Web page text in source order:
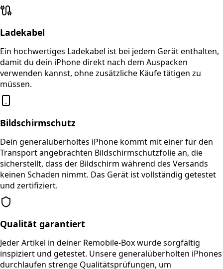
Ladekabel
Ein hochwertiges Ladekabel ist bei jedem Gerät enthalten,
damit du dein iPhone direkt nach dem Auspacken
verwenden kannst, ohne zusätzliche Käufe tätigen zu
müssen.
Bildschirmschutz
Dein generalüberholtes iPhone kommt mit einer für den
Transport angebrachten Bildschirmschutzfolie an, die
sicherstellt, dass der Bildschirm während des Versands
keinen Schaden nimmt. Das Gerät ist vollständig getestet
und zertifiziert.
Qualität garantiert
Jeder Artikel in deiner Remobile-Box wurde sorgfältig
inspiziert und getestet. Unsere generalüberholten iPhones
durchlaufen strenge Qualitätsprüfungen, um